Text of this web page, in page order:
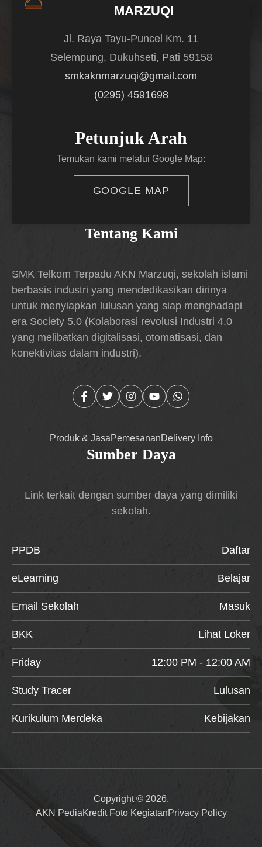
Tentang Kami
SMK Telkom Terpadu AKN Marzuqi, sekolah islami
berbasis industri yang mendedikasikan dirinya
untuk menyiapkan lulusan yang siap menghadapi
era Society 5.0 (Kolaborasi revolusi Industri 4.0
yang melibatkan digitalisasi, otomatisasi, dan
konektivitas dalam industri).
Produk & JasaPemesananDelivery Info
MARZUQI
Jl. Raya Tayu-Puncel Km. 11
Selempung, Dukuhseti, Pati 59158
smkaknmarzuqi@gmail.com
(0295) 4591698
Petunjuk Arah
Temukan kami melalui Google Map:
GOOGLE MAP
Sumber Daya
Link terkait dengan sumber daya yang dimiliki
sekolah.
PPDB Daftar
eLearning Belajar
Email Sekolah Masuk
BKK Lihat Loker
Friday 12:00 PM - 12:00 AM
Study Tracer Lulusan
Kurikulum Merdeka Kebijakan
Copyright © 2026.
AKN PediaKredit Foto KegiatanPrivacy Policy